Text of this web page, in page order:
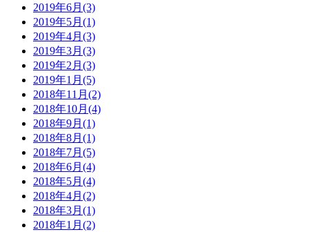
2019年6月(3)
2019年5月(1)
2019年4月(3)
2019年3月(3)
2019年2月(3)
2019年1月(5)
2018年11月(2)
2018年10月(4)
2018年9月(1)
2018年8月(1)
2018年7月(5)
2018年6月(4)
2018年5月(4)
2018年4月(2)
2018年3月(1)
2018年1月(2)